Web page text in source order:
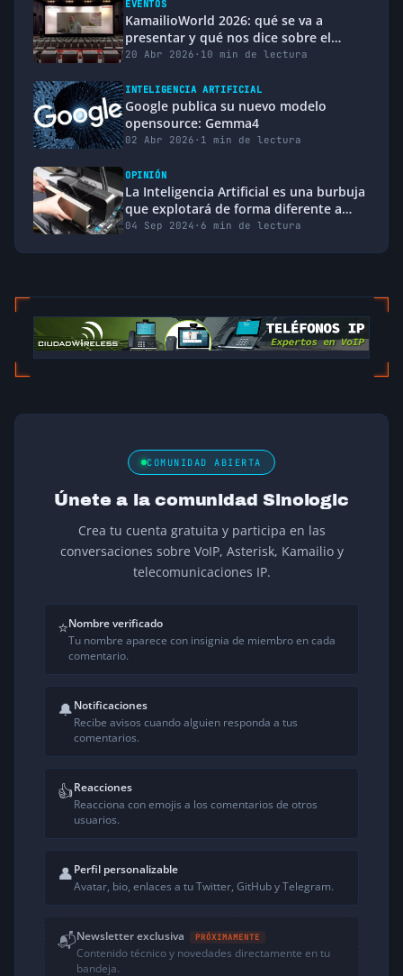
EVENTOS
KamailioWorld 2026: qué se va a
presentar y qué nos dice sobre el
futuro del VoIP
20 Abr 2026 · 10 min de lectura
INTELIGENCIA ARTIFICIAL
Google publica su nuevo modelo
opensource: Gemma4
02 Abr 2026 · 1 min de lectura
OPINIÓN
La Inteligencia Artificial es una burbuja
que explotará de forma diferente a
otras
04 Sep 2024 · 6 min de lectura
COMUNIDAD ABIERTA
Únete a la comunidad Sinologic
Crea tu cuenta gratuita y participa en las
conversaciones sobre VoIP, Asterisk, Kamailio y
telecomunicaciones IP.
⭐Nombre verificado
Tu nombre aparece con insignia de miembro en cada
comentario.
🔔Notificaciones
Recibe avisos cuando alguien responda a tus
comentarios.
👍Reacciones
Reacciona con emojis a los comentarios de otros
usuarios.
👤Perfil personalizable
Avatar, bio, enlaces a tu Twitter, GitHub y Telegram.
📬Newsletter exclusiva PRÓXIMAMENTE
Contenido técnico y novedades directamente en tu
bandeja.